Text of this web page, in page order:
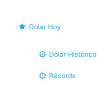
Dolar Hoy
Dólar Histórico
Récords